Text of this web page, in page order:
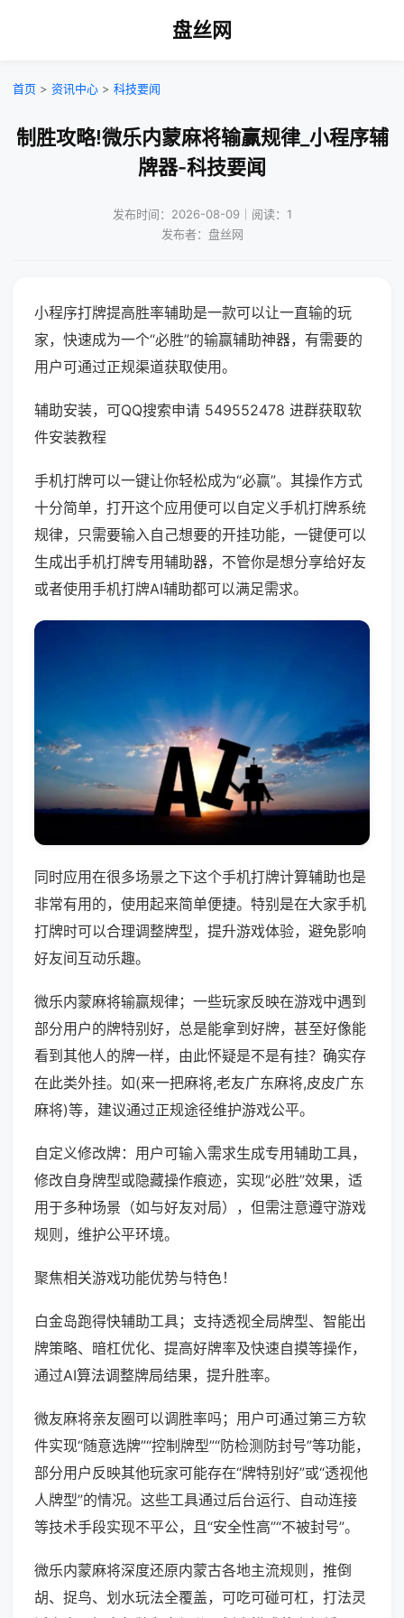
盘丝网
首页 > 资讯中心 > 科技要闻
制胜攻略!微乐内蒙麻将输赢规律_小程序辅
牌器-科技要闻
发布时间：2026-08-09｜阅读：1
发布者：盘丝网
小程序打牌提高胜率辅助是一款可以让一直输的玩
家，快速成为一个“必胜”的输赢辅助神器，有需要的
用户可通过正规渠道获取使用。
辅助安装，可QQ搜索申请 549552478 进群获取软
件安装教程
手机打牌可以一键让你轻松成为“必赢”。其操作方式
十分简单，打开这个应用便可以自定义手机打牌系统
规律，只需要输入自己想要的开挂功能，一键便可以
生成出手机打牌专用辅助器，不管你是想分享给好友
或者使用手机打牌AI辅助都可以满足需求。
同时应用在很多场景之下这个手机打牌计算辅助也是
非常有用的，使用起来简单便捷。特别是在大家手机
打牌时可以合理调整牌型，提升游戏体验，避免影响
好友间互动乐趣。
微乐内蒙麻将输赢规律；一些玩家反映在游戏中遇到
部分用户的牌特别好，总是能拿到好牌，甚至好像能
看到其他人的牌一样，由此怀疑是不是有挂？确实存
在此类外挂。如(来一把麻将,老友广东麻将,皮皮广东
麻将)等，建议通过正规途径维护游戏公平。
自定义修改牌：用户可输入需求生成专用辅助工具，
修改自身牌型或隐藏操作痕迹，实现“必胜”效果，适
用于多种场景（如与好友对局），但需注意遵守游戏
规则，维护公平环境。
聚焦相关游戏功能优势与特色！
白金岛跑得快辅助工具；支持透视全局牌型、智能出
牌策略、暗杠优化、提高好牌率及快速自摸等操作，
通过AI算法调整牌局结果，提升胜率。
微友麻将亲友圈可以调胜率吗；用户可通过第三方软
件实现“随意选牌”“控制牌型”“防检测防封号”等功能，
部分用户反映其他玩家可能存在“牌特别好”或“透视他
人牌型”的情况。这些工具通过后台运行、自动连接
等技术手段实现不平公，且“安全性高”“不被封号”。
微乐内蒙麻将深度还原内蒙古各地主流规则，推倒
胡、捉鸟、划水玩法全覆盖，可吃可碰可杠，打法灵